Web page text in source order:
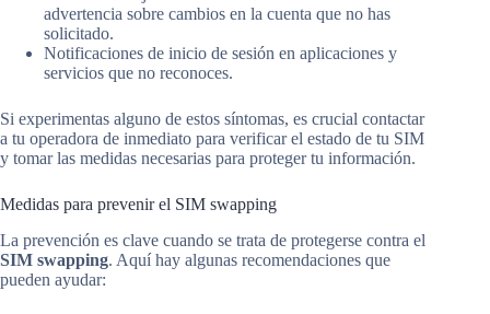
advertencia sobre cambios en la cuenta que no has
solicitado.
Notificaciones de inicio de sesión en aplicaciones y
servicios que no reconoces.
Si experimentas alguno de estos síntomas, es crucial contactar
a tu operadora de inmediato para verificar el estado de tu SIM
y tomar las medidas necesarias para proteger tu información.
Medidas para prevenir el SIM swapping
La prevención es clave cuando se trata de protegerse contra el
SIM swapping. Aquí hay algunas recomendaciones que
pueden ayudar: